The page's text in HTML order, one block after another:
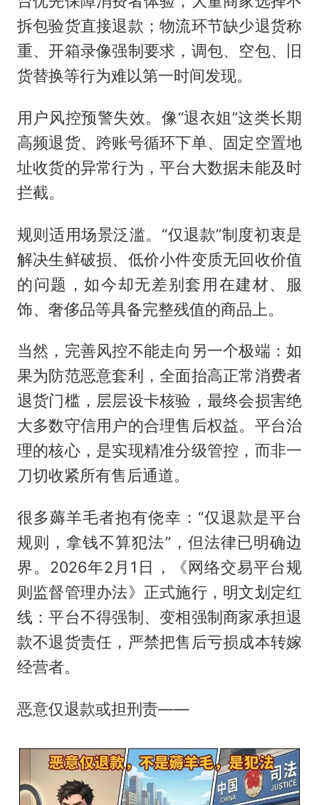
拆包验货直接退款；物流环节缺少退货称
重、开箱录像强制要求，调包、空包、旧
货替换等行为难以第一时间发现。
用户风控预警失效。像“退衣姐”这类长期
高频退货、跨账号循环下单、固定空置地
址收货的异常行为，平台大数据未能及时
拦截。
规则适用场景泛滥。“仅退款”制度初衷是
解决生鲜破损、低价小件变质无回收价值
的问题，如今却无差别套用在建材、服
饰、奢侈品等具备完整残值的商品上。
当然，完善风控不能走向另一个极端：如
果为防范恶意套利，全面抬高正常消费者
退货门槛，层层设卡核验，最终会损害绝
大多数守信用户的合理售后权益。平台治
理的核心，是实现精准分级管控，而非一
刀切收紧所有售后通道。
很多薅羊毛者抱有侥幸：“仅退款是平台
规则，拿钱不算犯法”，但法律已明确边
界。2026年2月1日，《网络交易平台规
则监督管理办法》正式施行，明文划定红
线：平台不得强制、变相强制商家承担退
款不退货责任，严禁把售后亏损成本转嫁
经营者。
恶意仅退款或担刑责——